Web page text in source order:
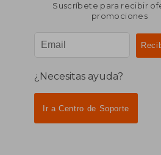
Suscríbete para recibir
promociones
¿Necesitas ayuda?
Ir a Centro de Soporte